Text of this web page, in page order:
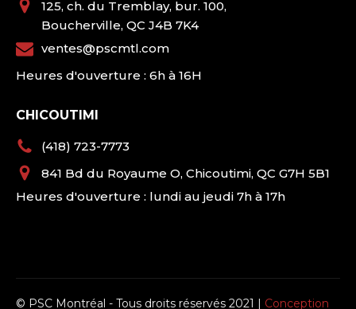
125, ch. du Tremblay, bur. 100,
Boucherville, QC J4B 7K4
ventes@pscmtl.com
Heures d'ouverture : 6h à 16H
CHICOUTIMI
(418) 723-7773
841 Bd du Royaume O, Chicoutimi, QC G7H 5B1
Heures d'ouverture : lundi au jeudi 7h à 17h
© PSC Montréal - Tous droits réservés 2021 | Conception